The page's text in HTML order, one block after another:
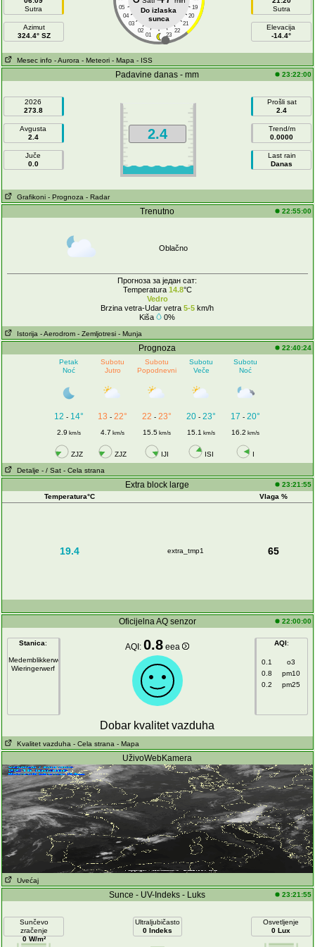
Sutra
Azimut
324.4° SZ
05
19
04
20
03
21
02
22
01 23
Do izlaska
sunca
Sutra
Elevacija
-14.4°
Mesec info - Aurora - Meteori - Mapa - ISS
Padavine danas - mm 23:22:00
2026
273.8
Avgusta
2.4
Juče
0.0
2.4
Prošli sat
2.4
Trend/m
0.0000
Last rain
Danas
Grafikoni - Prognoza - Radar
Trenutno 22:55:00
Oblačno
Прогноза за један сат:
Temperatura 14.8°C
Vedro
Brzina vetra-Udar vetra 5-5 km/h
Kiša
0%
Istorija - Aerodrom - Zemljotresi - Munja
Prognoza
22:40:24
Petak
Noć
Subotu
Jutro
Subotu
Popodnevni
Subotu
Veče
Subotu
Noć
12 - 14° 13 -22° 22 -23° 20 -23° 17 -20°
2.9 km/s 4.7 km/s 15.5 km/s 15.1 km/s 16.2 km/s
ZJZ ZJZ IJI ISI I
Detalje - / Sat - Cela strana
Extra block large
23:21:55
Temperatura°C
Vlaga %
19.4 extra_tmp1 65
Oficijelna AQ senzor 22:00:00
Stanica:
Medemblikkerweg
Wieringerwerf
AQI:0.8 eea AQI:
0.1
o3
0.8
pm10
0.2
pm25
Dobar kvalitet vazduha
Kvalitet vazduha - Cela strana - Mapa
UživoWebKamera
Uvećaj
Sunce - UV-Indeks - Luks 23:21:55
Sunčevo
zračenje
0 W/m²
Ultraljubičasto
0 Indeks
Osvetljenje
0 Lux